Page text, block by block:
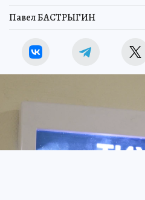
Павел БАСТРЫГИН